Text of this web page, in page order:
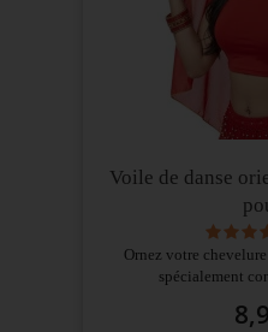
Voile de danse
Ornez votre
spécialement